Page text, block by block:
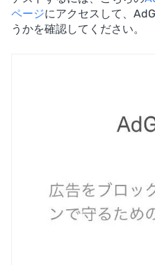
ページにアクセスして、
うかを確認してください。